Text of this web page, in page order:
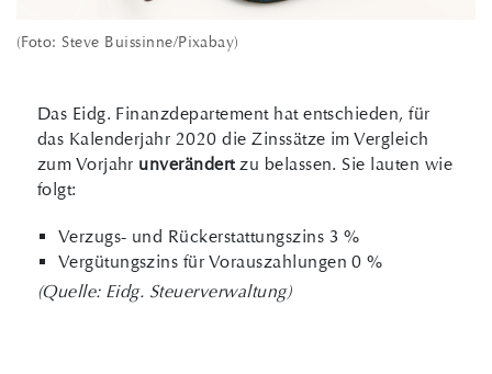
(Foto: Steve Buissinne/Pixabay)
Das Eidg. Finanzdepartement hat entschieden, für
das Kalenderjahr 2020 die Zinssätze im Vergleich
zum Vorjahr unverändertzu belassen. Sie lauten wie
folgt:
Verzugs- und Rückerstattungszins 3 %
Vergütungszins für Vorauszahlungen 0 %
(Quelle: Eidg. Steuerverwaltung)